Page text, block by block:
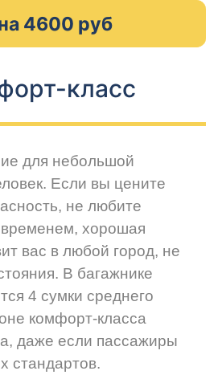
4600 руб
класс
для небольшой
Если вы цените
не любите
хорошая
вас в любой город, не
В багажнике
4 сумки среднего
комфорт-класса
даже если пассажиры
стандартов.